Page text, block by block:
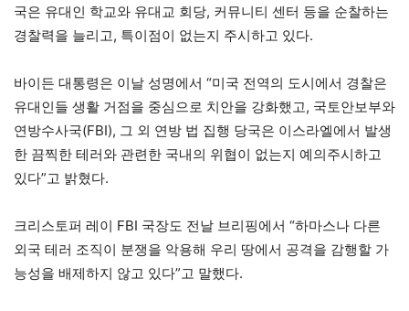
국은 유대인 학교와 유대교 회당, 커뮤니티 센터 등을 순찰하는
경찰력을 늘리고, 특이점이 없는지 주시하고 있다.
바이든 대통령은 이날 성명에서 “미국 전역의 도시에서 경찰은
유대인들 생활 거점을 중심으로 치안을 강화했고, 국토안보부와
연방수사국(FBI), 그 외 연방 법 집행 당국은 이스라엘에서 발생
한 끔찍한 테러와 관련한 국내의 위협이 없는지 예의주시하고
있다”고 밝혔다.
크리스토퍼 레이 FBI 국장도 전날 브리핑에서 “하마스나 다른
외국 테러 조직이 분쟁을 악용해 우리 땅에서 공격을 감행할 가
능성을 배제하지 않고 있다”고 말했다.